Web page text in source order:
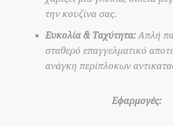
την κουζίνα σας.
Ευκολία & Ταχύτητα:Απλή
σταθερό επαγγελματικό
ανάγκη περίπλοκων
Εφαρμογές: